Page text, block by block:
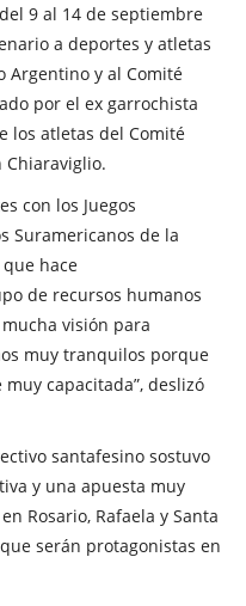
9 al 14 de septiembre
a deportes y atletas
Argentino y al Comité
por el ex garrochista
los atletas del Comité
Chiaraviglio.
con los Juegos
Suramericanos de la
que hace
de recursos humanos
visión para
muy tranquilos porque
capacitada”, deslizó
santafesino sostuvo
y una apuesta muy
Rosario, Rafaela y Santa
serán protagonistas en